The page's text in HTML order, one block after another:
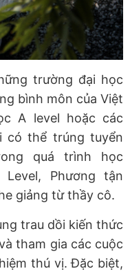
trường đại học
bình môn của Việt
A level hoặc các
có thể trúng tuyển
quá trình học
Phương tận
giảng từ thầy cô.
trau dồi kiến thức
tham gia các cuộc
thú vị. Đặc biệt,